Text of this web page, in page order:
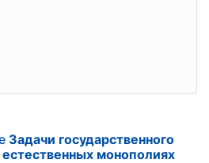
Задачи государственного
естественных монополиях